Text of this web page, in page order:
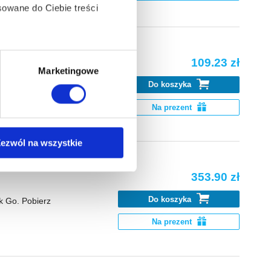
do Ciebie treści
także takie, które wymagają
Marketingowe
na wszystkie
ones no one
109.23 zł
Do koszyka
Na prezent
Go. Pobierz
353.90 zł
Do koszyka
Na prezent